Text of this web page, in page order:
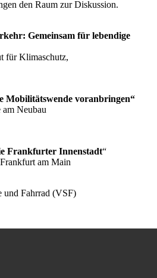
den Raum zur Diskussion.
Gemeinsam für lebendige
für Klimaschutz,
Mobilitätswende voranbringen“
Neubau
Frankfurter Innenstadt“
am Main
und Fahrrad (VSF)